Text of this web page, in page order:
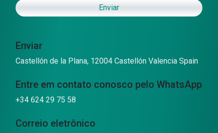
Enviar
Enviar
Castellón de la Plana, 12004 Castellón Valencia Spain
Entre em contato conosco pelo WhatsApp
+34 624 29 75 58
Correio eletrônico